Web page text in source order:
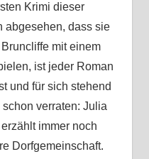
Krimi dieser
abgesehen, dass sie
mit einem
ist jeder Roman
und für sich stehend
verraten: Julia
immer noch
Dorfgemeinschaft.